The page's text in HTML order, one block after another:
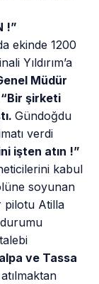
!”
ekinde 1200
Yıldırım’a
Müdür
“Bir şirketi
Gündoğdu
verdi
işten atın !”
kabul
soyunan
pilotu Atilla
ve Tassa